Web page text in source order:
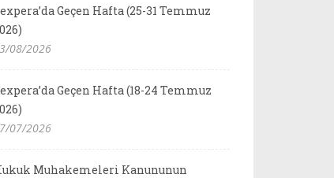
Geçen Hafta (25-31 Temmuz
08/2026
Geçen Hafta (18-24 Temmuz
07/2026
Muhakemeleri Kanununun